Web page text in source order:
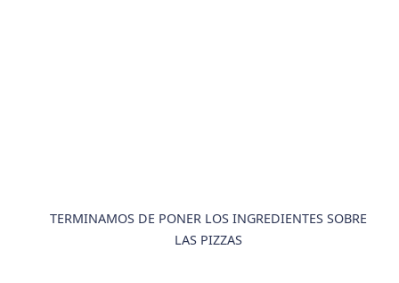
TERMINAMOS DE PONER LOS INGREDIENTES SOBRE
LAS PIZZAS